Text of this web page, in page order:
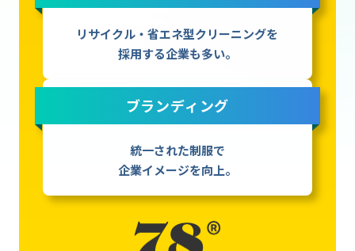
リサイクル・省エネ型クリーニングを
採用する企業も多い。
ブランディング
統一された制服で
企業イメージを向上。